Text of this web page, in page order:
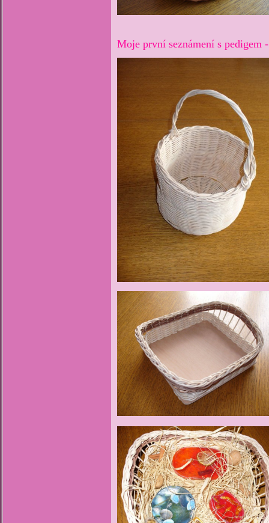
Moje první seznámení s